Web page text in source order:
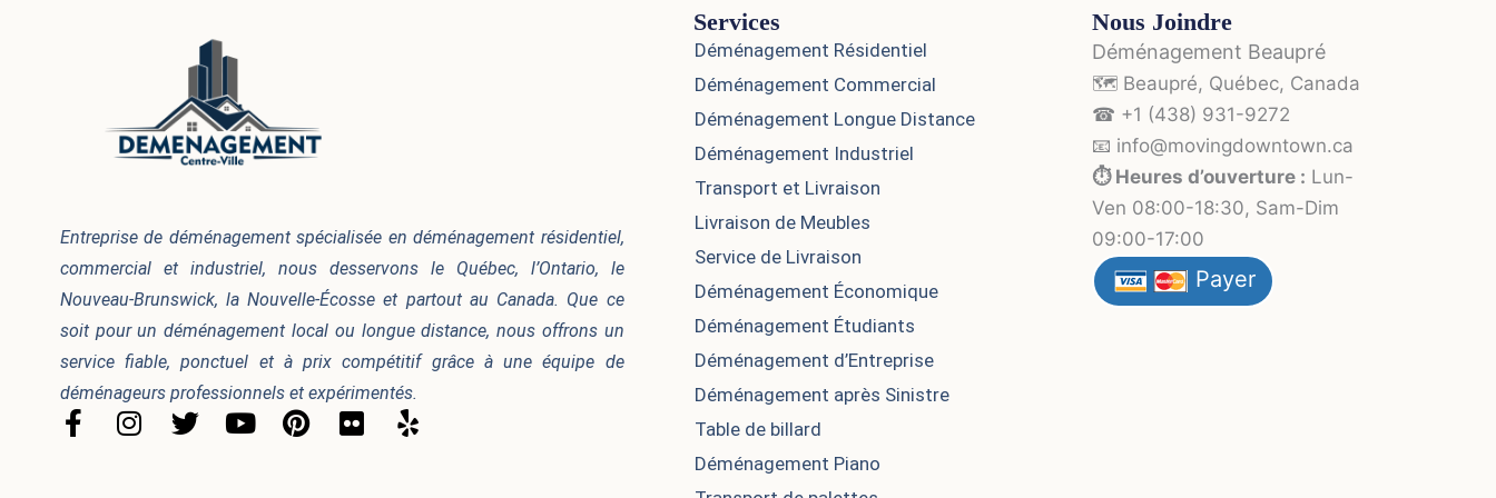
Entreprise de déménagement spécialisée en déménagement résidentiel,
commercial et industriel, nous desservons le Québec, l’Ontario, le
Nouveau-Brunswick, la Nouvelle-Écosse et partout au Canada. Que ce
soit pour un déménagement local ou longue distance, nous offrons un
service fiable, ponctuel et à prix compétitif grâce à une équipe de
déménageurs professionnels et expérimentés.
F
I
T
Y
P
F
Y
Services
Déménagement Résidentiel
Déménagement Commercial
Déménagement Longue Distance
Déménagement Industriel
Transport et Livraison
Livraison de Meubles
Service de Livraison
Déménagement Économique
Déménagement Étudiants
Déménagement d’Entreprise
Déménagement après Sinistre​
Table de billard
Déménagement Piano
Nous Joindre
Déménagement Beaupré
🗺️ Beaupré, Québec, Canada
☎ +1 (438) 931-9272
📧 info@movingdowntown.ca
⏱️ Heures d’ouverture : Lun-
Ven 08:00-18:30, Sam-Dim
09:00-17:00
Payer